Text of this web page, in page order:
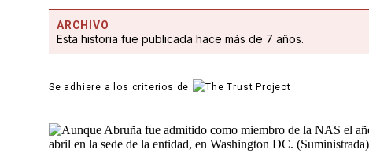
ARCHIVO
Esta historia fue publicada hace más de 7 años.
Se adhiere a los criterios de